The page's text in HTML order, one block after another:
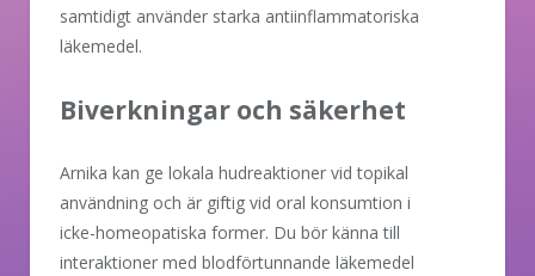
samtidigt använder starka antiinflammatoriska
läkemedel.
Biverkningar och säkerhet
Arnika kan ge lokala hudreaktioner vid topikal
användning och är giftig vid oral konsumtion i
icke-homeopatiska former. Du bör känna till
interaktioner med blodförtunnande läkemedel